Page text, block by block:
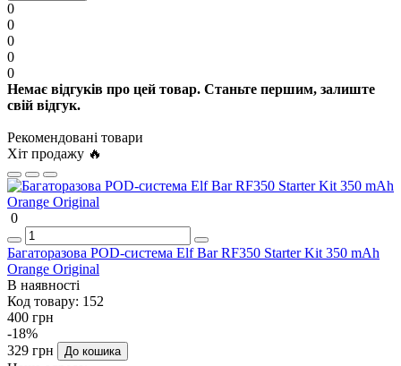
0
0
0
0
0
Немає відгуків про цей товар. Станьте першим, залиште
свій відгук.
Рекомендовані товари
Хіт продажу 🔥
0
Багаторазова POD-система Elf Bar RF350 Starter Kit 350 mAh
Orange Original
В наявності
Код товару: 152
400 грн
-18%
329 грн
До кошика